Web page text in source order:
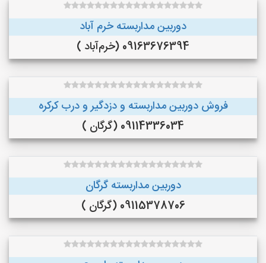
دوربین مداربسته خرم آباد
09163676394 (خرم‌آباد )
فروش دوربین مداربسته و دزدگیر و درب کرکره
09114336034 (گرگان )
دوربین مداربسته گرگان
09115378706 (گرگان )